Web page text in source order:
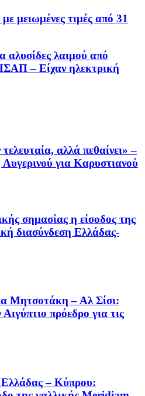
μειωμένες τιμές από 31
αλυσίδες λαιμού από
– Είχαν ηλεκτρική
αλλά πεθαίνει» –
για Καρυστιανού
σημασίας η είσοδος της
διασύνδεση Ελλάδας-
Μητσοτάκη – Αλ Σίσι:
πρόεδρο για τις
Ελλάδας – Κύπρου: